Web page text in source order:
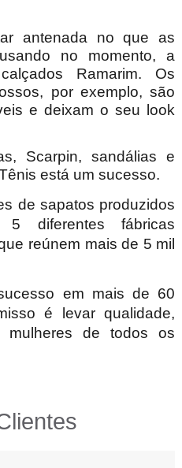
antenada no que as
no momento, a
Ramarim. Os
por exemplo, são
e deixam o seu look
Scarpin, sandálias e
está um sucesso.
de sapatos produzidos
diferentes fábricas
reúnem mais de 5 mil
em mais de 60
é levar qualidade,
mulheres de todos os